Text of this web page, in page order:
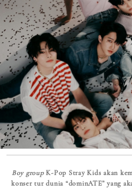
Boy groupK-Pop Stray Kids akan
konser tur dunia “dominATE” yang